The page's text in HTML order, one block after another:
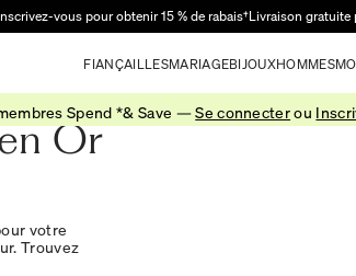
vous pour obtenir 15 % de rabais†Livraison gratuite
FIANÇAILLESMARIAGEBIJOUXHOMMES
Spend *& Save —Se connecterou
Or
votre
Trouvez